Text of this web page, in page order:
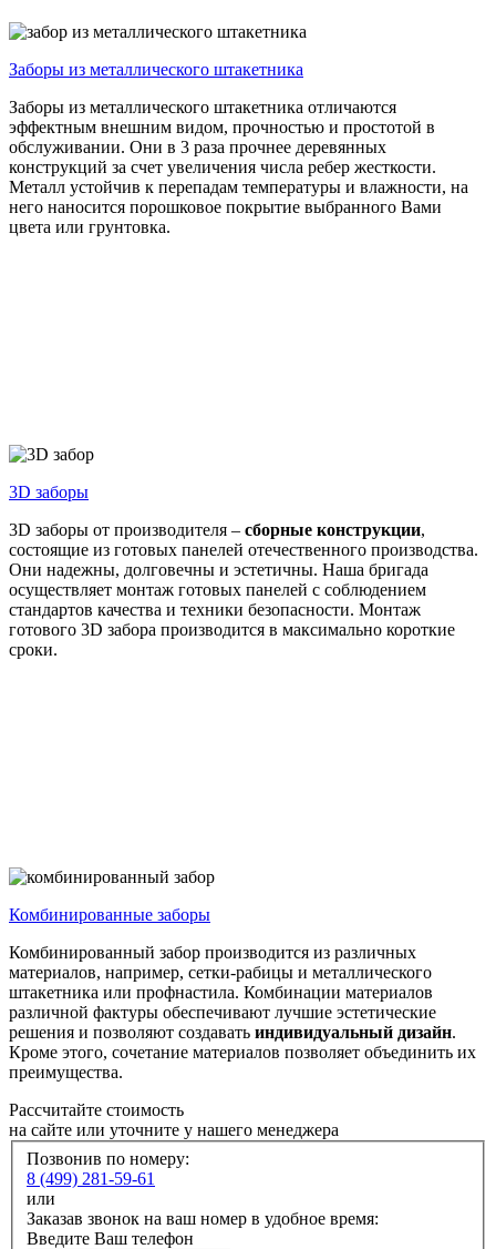
Заборы из металлического штакетника
Заборы из металлического штакетника отличаются
эффектным внешним видом, прочностью и простотой в
обслуживании. Они в 3 раза прочнее деревянных
конструкций за счет увеличения числа ребер жесткости.
Металл устойчив к перепадам температуры и влажности, на
него наносится порошковое покрытие выбранного Вами
цвета или грунтовка.
3D заборы
3D заборы от производителя – сборные конструкции,
состоящие из готовых панелей отечественного производства.
Они надежны, долговечны и эстетичны. Наша бригада
осуществляет монтаж готовых панелей с соблюдением
стандартов качества и техники безопасности. Монтаж
готового 3D забора производится в максимально короткие
сроки.
Комбинированные заборы
Комбинированный забор производится из различных
материалов, например, сетки-рабицы и металлического
штакетника или профнастила. Комбинации материалов
различной фактуры обеспечивают лучшие эстетические
решения и позволяют создавать индивидуальный дизайн.
Кроме этого, сочетание материалов позволяет объединить их
преимущества.
Рассчитайте стоимость
на сайте или уточните у нашего менеджера
Позвонив по номеру:
8 (499) 281-59-61
или
Заказав звонок на ваш номер в удобное время:
Введите Ваш телефон